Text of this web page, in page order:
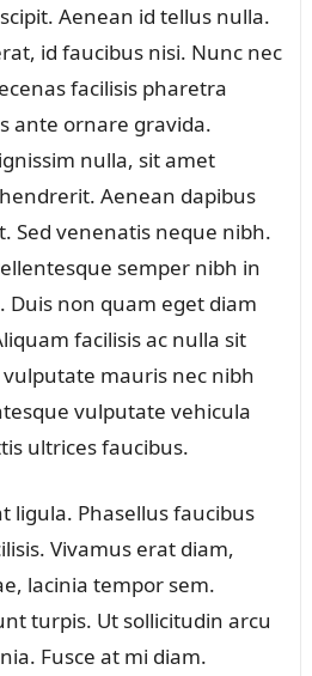
Aenean id tellus nulla.
id faucibus nisi. Nunc nec
facilisis pharetra
ante ornare gravida.
nulla, sit amet
Aenean dapibus
Sed venenatis neque nibh.
semper nibh in
Duis non quam eget diam
facilisis ac nulla sit
mauris nec nibh
vulputate vehicula
ultrices faucibus.
ligula. Phasellus faucibus
Vivamus erat diam,
lacinia tempor sem.
turpis. Ut sollicitudin arcu
Fusce at mi diam.